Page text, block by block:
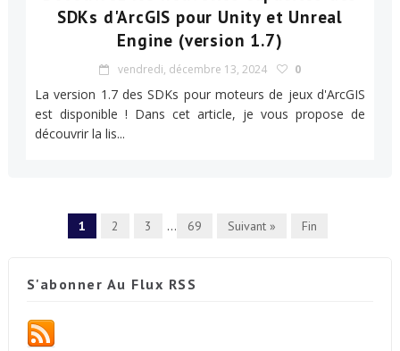
SDKs d'ArcGIS pour Unity et Unreal
Engine (version 1.7)
vendredi, décembre 13, 2024 0
La version 1.7 des SDKs pour moteurs de jeux d'ArcGIS
est disponible ! Dans cet article, je vous propose de
découvrir la lis...
1 2 3 ... 69 Suivant » Fin
S'abonner Au Flux RSS